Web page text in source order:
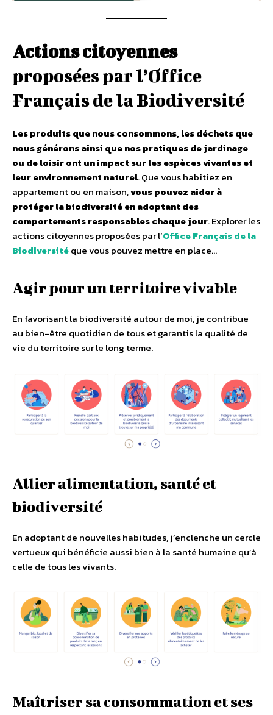
Actions citoyennes
proposées par l’Office
Français de la Biodiversité
Les produits que nous consommons, les déchets que
nous générons ainsi que nos pratiques de jardinage
ou de loisir ont un impact sur les espèces vivantes et
leur environnement naturel. Que vous habitiez en
appartement ou en maison,vous pouvez aider à
protéger la biodiversité en adoptant des
comportements responsables chaque jour. Explorer les
actions citoyennes proposées par l’Office Français de la
Biodiversitéque vous pouvez mettre en place…
Agir pour un territoire vivable
En favorisant la biodiversité autour de moi, je contribue
au bien-être quotidien de tous et garantis la qualité de
vie du territoire sur le long terme.
Allier alimentation, santé et
biodiversité
En adoptant de nouvelles habitudes, j’enclenche un cercle
vertueux qui bénéficie aussi bien à la santé humaine qu’à
celle de tous les vivants.
Maîtriser sa consommation et ses